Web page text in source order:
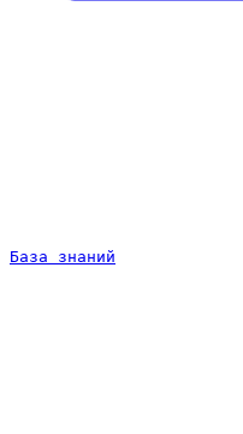
База знаний